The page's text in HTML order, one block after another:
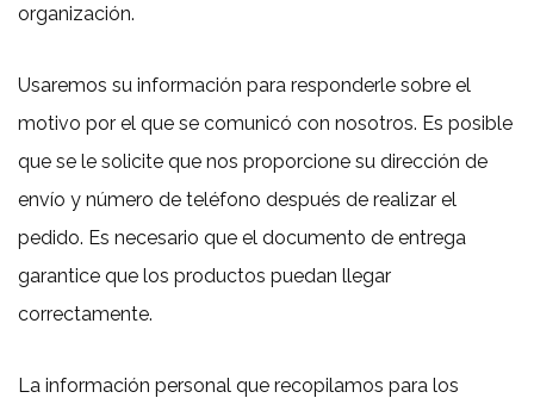
organización.
Usaremos su información para responderle sobre el
motivo por el que se comunicó con nosotros. Es posible
que se le solicite que nos proporcione su dirección de
envío y número de teléfono después de realizar el
pedido. Es necesario que el documento de entrega
garantice que los productos puedan llegar
correctamente.
La información personal que recopilamos para los